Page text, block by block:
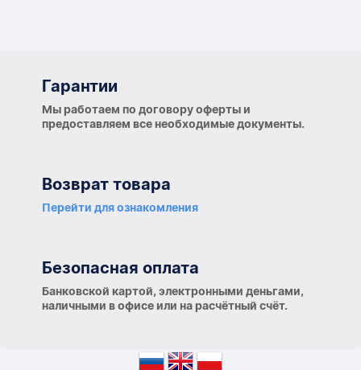
Гарантии
Мы работаем по договору оферты и
предоставляем все необходимые документы.
Возврат товара
Перейти для ознакомления
Безопасная оплата
Банковской картой, электронными деньгами,
наличными в офисе или на расчётный счёт.